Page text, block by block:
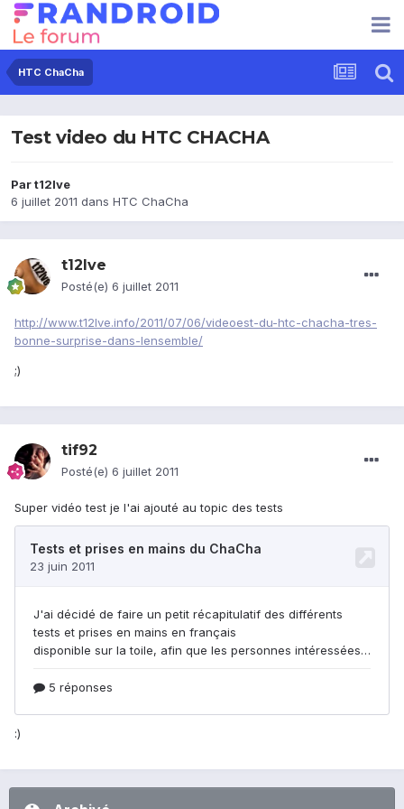
HTC ChaCha
Test video du HTC CHACHA
Part12lve
6 juillet 2011 dans HTC ChaCha
t12lve
Posté(e) 6 juillet 2011
http://www.t12lve.info/2011/07/06/videoest-du-htc-chacha-tres-
bonne-surprise-dans-lensemble/
;)
tif92
Posté(e) 6 juillet 2011
Super vidéo test je l'ai ajouté au topic des tests
:)